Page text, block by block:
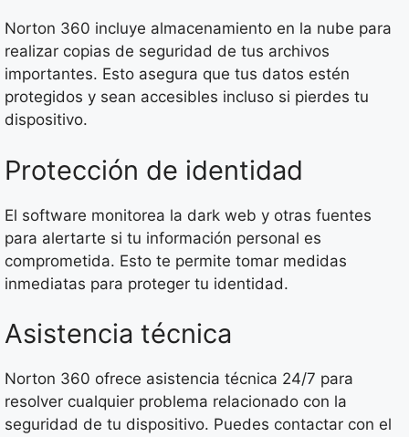
Norton 360 incluye almacenamiento en la nube para
realizar copias de seguridad de tus archivos
importantes. Esto asegura que tus datos estén
protegidos y sean accesibles incluso si pierdes tu
dispositivo.
Protección de identidad
El software monitorea la dark web y otras fuentes
para alertarte si tu información personal es
comprometida. Esto te permite tomar medidas
inmediatas para proteger tu identidad.
Asistencia técnica
Norton 360 ofrece asistencia técnica 24/7 para
resolver cualquier problema relacionado con la
seguridad de tu dispositivo. Puedes contactar con el